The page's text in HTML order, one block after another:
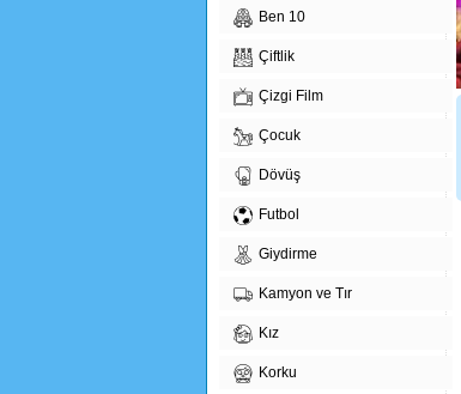
Ben 10
Çiftlik
Çizgi Film
Çocuk
Dövüş
Futbol
Giydirme
Kamyon ve Tır
Kız
Korku